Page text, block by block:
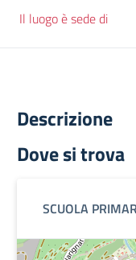
Il luogo è sede di
Descrizione
Dove si trova
SCUOLA